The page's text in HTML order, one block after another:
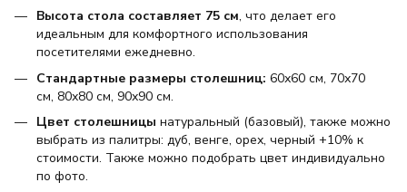
Высота стола составляет 75 см, что делает его
идеальным для комфортного использования
посетителями ежедневно.
Стандартные размеры столешниц: 60х60 см, 70х70
см, 80х80 см, 90х90 см.
Цвет столешницы натуральный (базовый), также можно
выбрать из палитры: дуб, венге, орех, черный +10% к
стоимости. Также можно подобрать цвет индивидуально
по фото.